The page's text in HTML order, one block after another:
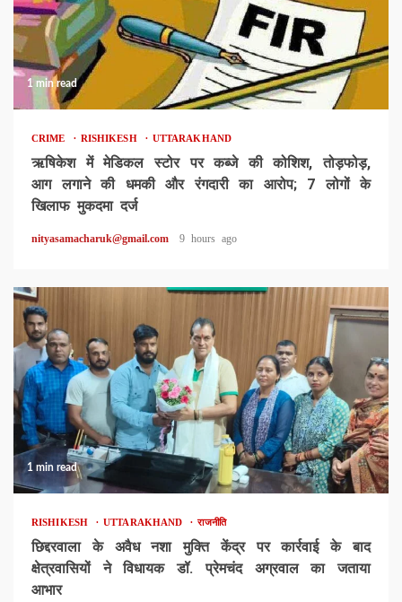
1 min read
CRIME RISHIKESH UTTARAKHAND
ऋषिकेश में मेडिकल स्टोर पर कब्जे की कोशिश, तोड़फोड़,
आग लगाने की धमकी और रंगदारी का आरोप; 7 लोगों के
खिलाफ मुकदमा दर्ज
nityasamacharuk@gmail.com 9 hours ago
1 min read
RISHIKESH UTTARAKHAND राजनीति
छिद्दरवाला के अवैध नशा मुक्ति केंद्र पर कार्रवाई के बाद
क्षेत्रवासियों ने विधायक डॉ. प्रेमचंद अग्रवाल का जताया
आभार